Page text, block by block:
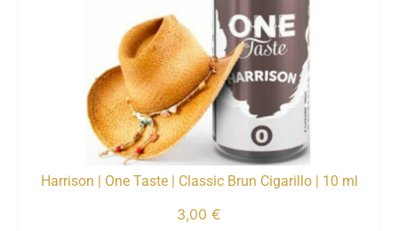
Harrison | One Taste | Classic Brun Cigarillo | 10 ml
3,00 €